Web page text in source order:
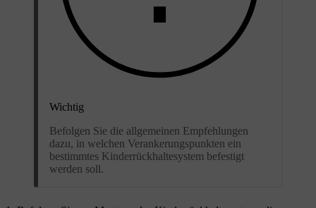
Wichtig
Befolgen Sie die allgemeinen Empfehlungen
dazu, in welchen Verankerungspunkten ein
bestimmtes Kinderrückhaltesystem befestigt
werden soll.